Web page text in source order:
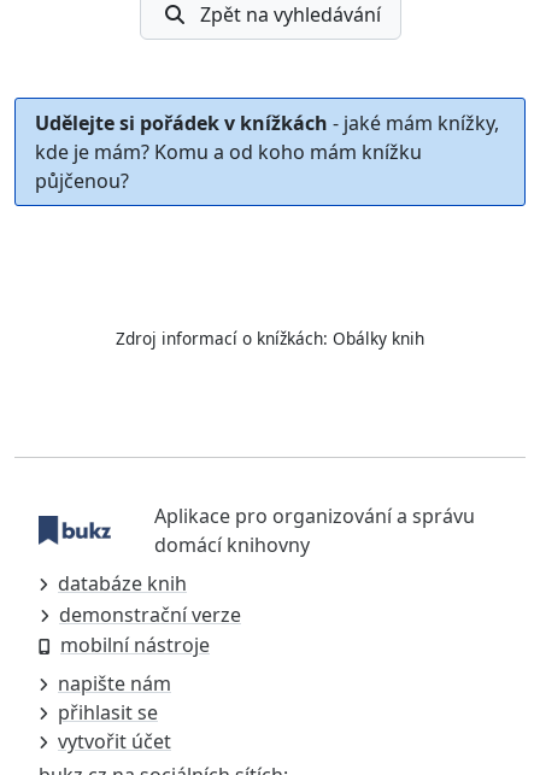
Zpět na vyhledávání
Udělejte si pořádek v knížkách - jaké mám knížky,
kde je mám? Komu a od koho mám knížku
půjčenou?
Zdroj informací o knížkách: Obálky knih
Aplikace pro organizování a správu
domácí knihovny
databáze knih
demonstrační verze
mobilní nástroje
napište nám
přihlasit se
vytvořit účet